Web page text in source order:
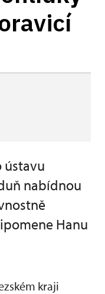
ústavu
nabídnou
Hanu
kraji